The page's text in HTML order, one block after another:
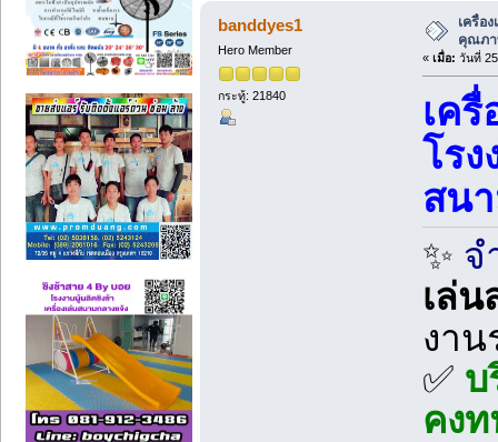
6262 ครั้ง)
banddyes1
Hero Member
กระทู้: 21840
เครื่อ
คุณภา
« เมื่อ: วันที่
เค
โร
สน
✨ จ
เล่น
งาน
✅ บ
คง